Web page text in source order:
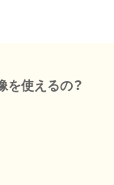
を使えるの？